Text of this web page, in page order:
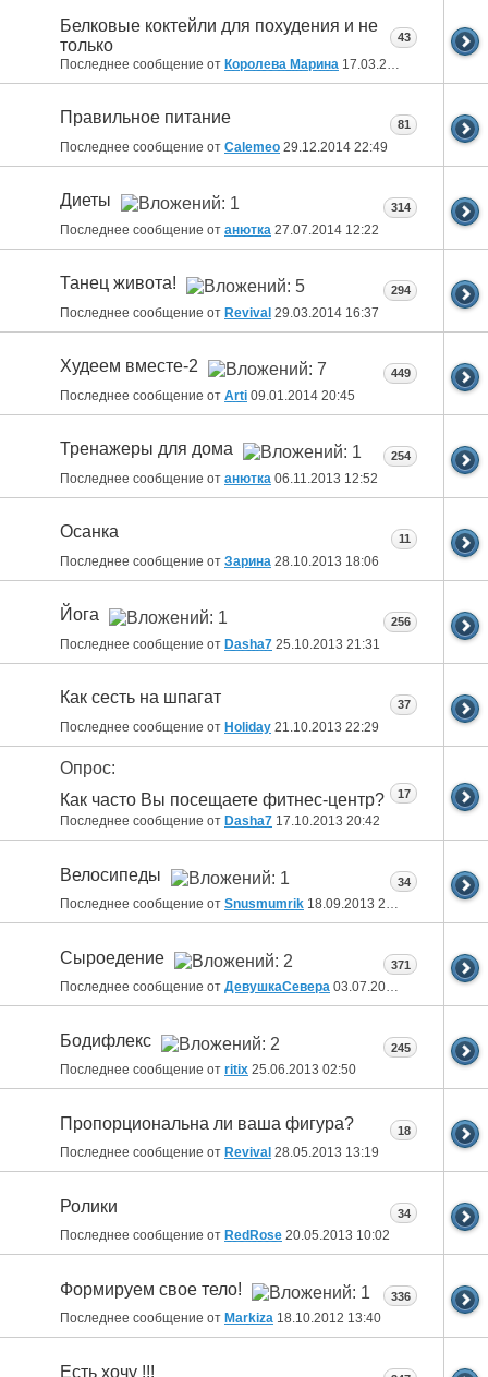
Белковые коктейли для похудения и не
только
Последнее сообщение от Королева Марина 17.03.2015
43
Правильное питание
Последнее сообщение от Calemeo 29.12.2014 22:49
81
Диеты
Последнее сообщение от анютка 27.07.2014 12:22
314
Танец живота!
Последнее сообщение от Revival 29.03.2014 16:37
294
Худеем вместе-2
Последнее сообщение от Arti 09.01.2014 20:45
449
Тренажеры для дома
Последнее сообщение от анютка 06.11.2013 12:52
254
Осанка
Последнее сообщение от Зарина 28.10.2013 18:06
11
Йога
Последнее сообщение от Dasha7 25.10.2013 21:31
256
Как сесть на шпагат
Последнее сообщение от Holiday 21.10.2013 22:29
37
Опрос:
Как часто Вы посещаете фитнес-центр?
Последнее сообщение от Dasha7 17.10.2013 20:42
17
Велосипеды
Последнее сообщение от Snusmumrik 18.09.2013 20:54
34
Сыроедение
Последнее сообщение от ДевушкаСевера 03.07.2013
371
Бодифлекс
Последнее сообщение от ritix 25.06.2013 02:50
245
Пропорциональна ли ваша фигура?
Последнее сообщение от Revival 28.05.2013 13:19
18
Ролики
Последнее сообщение от RedRose 20.05.2013 10:02
34
Формируем свое тело!
Последнее сообщение от Markiza 18.10.2012 13:40
336
Есть хочу !!!